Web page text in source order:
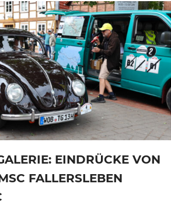
EINDRÜCKE VON
FALLERSLEBEN